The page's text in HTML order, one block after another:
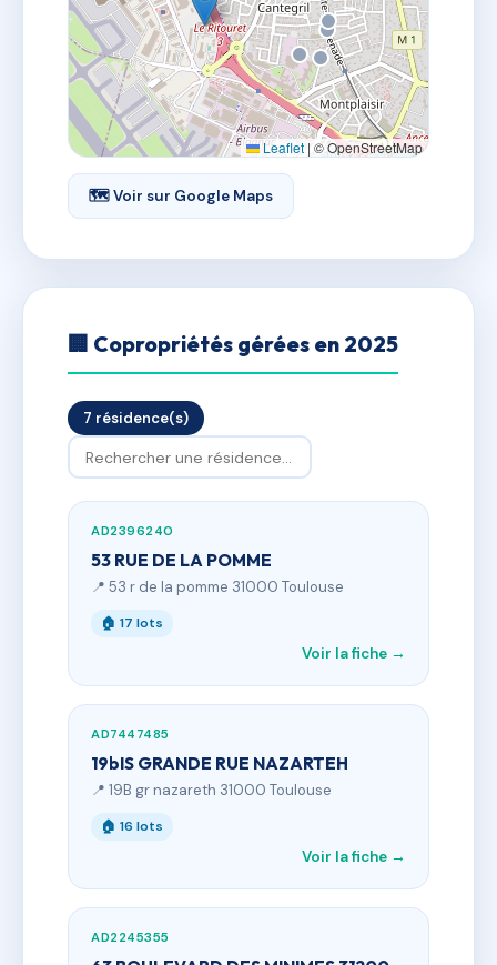
Leaflet | © OpenStreetMap
🗺 Voir sur Google Maps
🏢 Copropriétés gérées en 2025
7 résidence(s)
AD2396240
53 RUE DE LA POMME
📍 53 r de la pomme 31000 Toulouse
🏠 17 lots
Voir la fiche →
AD7447485
19bIS GRANDE RUE NAZARTEH
📍 19B gr nazareth 31000 Toulouse
🏠 16 lots
Voir la fiche →
AD2245355